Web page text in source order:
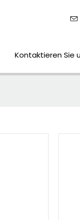
Kontaktieren Sie